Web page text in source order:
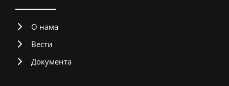
О нама
Вести
Документа